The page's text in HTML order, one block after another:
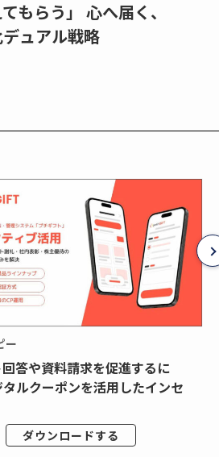
もらう」 心へ届く、
ュアル戦略
ー
答や資料請求を促進するに
ルクーポンを活用したインセ
ダウンロードする